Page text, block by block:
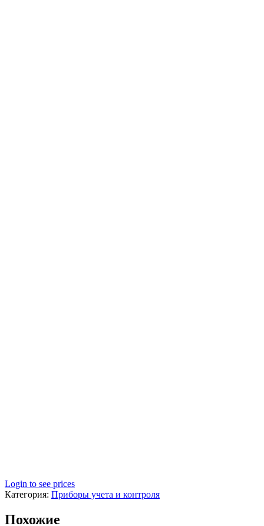
Login to see prices
Категория: Приборы учета и контроля
Похожие